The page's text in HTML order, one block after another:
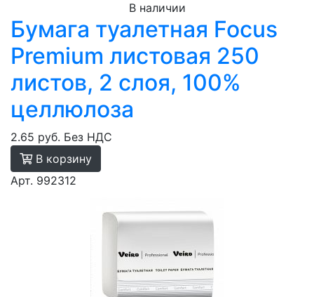
В наличии
Бумага туалетная Focus
Premium листовая 250
листов, 2 слоя, 100%
целлюлоза
2.65 руб. Без НДС
В корзину
Арт. 992312